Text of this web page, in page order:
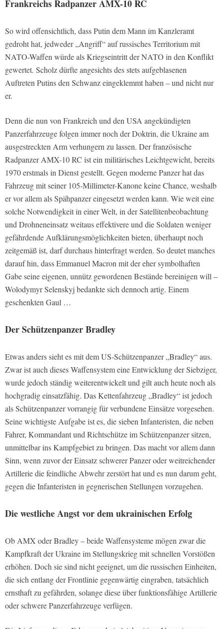
Frankreichs Radpanzer AMX-10 RC
So wird offensichtlich, dass Putin dem Mann im Kanzleramt
gedroht hat, jedweder „Angriff“ auf russisches Territorium mit
NATO-Waffen würde als Kriegseintritt der NATO in den Konflikt
gewertet. Scholz dürfte angesichts des stets aufgeblasenen
Auftreten Putins den Schwanz eingeklemmt haben – und nicht nur
er.
Denn die nun von Frankreich und den USA angekündigten
Panzerfahrzeuge folgen immer noch der Doktrin, die Ukraine am
ausgestreckten Arm verhungern zu lassen. Der französische
Radpanzer AMX-10 RC ist ein militärisches Leichtgewicht, bereits
1970 erstmals in Dienst gestellt. Gegen moderne Panzer hat das
Fahrzeug mit seiner 105-Millimeter-Kanone keine Chance, weshalb
er vor allem als Spähpanzer eingesetzt werden kann. Wie weit eine
solche Notwendigkeit in einer Welt, in der Satellitenbeobachtung
und Drohneneinsatz weitaus effektivere und die Soldaten weniger
gefährdende Aufklärungsmöglichkeiten bieten, überhaupt noch
zeitgemäß ist, darf durchaus hinterfragt werden. So deutet manches
darauf hin, dass Emmanuel Macron mit der eher symbolhaften
Gabe seine eigenen, unnütz gewordenen Bestände bereinigen will –
Wolodymyr Selenskyj bedankte sich dennoch artig. Einem
geschenkten Gaul …
Der Schützenpanzer Bradley
Etwas anders sieht es mit dem US-Schützenpanzer „Bradley“ aus.
Zwar ist auch dieses Waffensystem eine Entwicklung der Siebziger,
wurde jedoch ständig weiterentwickelt und gilt auch heute noch als
hochgradig einsatzfähig. Das Kettenfahrzeug „Bradley“ ist jedoch
als Schützenpanzer vorrangig für verbundene Einsätze vorgesehen.
Seine wichtigste Aufgabe ist es, die sieben Infanteristen, die neben
Fahrer, Kommandant und Richtschütze im Schützenpanzer sitzen,
unmittelbar ins Kampfgebiet zu bringen. Das macht vor allem dann
Sinn, wenn zuvor der Einsatz schwerer Panzer oder weitreichender
Artillerie die feindliche Abwehr zerstört hat und es nun darum geht,
gegen die Infanteristen in gegnerischen Stellungen vorzugehen.
Die westliche Angst vor dem ukrainischen Erfolg
Ob AMX oder Bradley – beide Waffensysteme mögen zwar die
Kampfkraft der Ukraine im Stellungskrieg mit schnellen Vorstößen
erhöhen. Doch sie sind nicht geeignet, um die russischen Einheiten,
die sich entlang der Frontlinie gegenwärtig eingraben, tatsächlich
ernsthaft zu gefährden, solange diese über funktionsfähige Artillerie
oder schwere Panzerfahrzeuge verfügen.